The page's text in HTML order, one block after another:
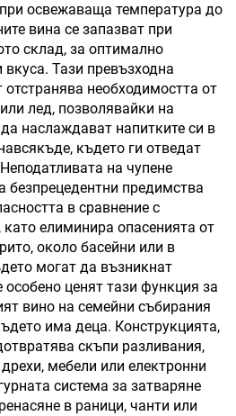
освежаваща температура до
вина се запазват при
склад, за оптимално
Тази превъзходна
необходимостта от
лед, позволявайки на
наслаждават напитките си в
където ги отведат
на чупене
безпрецедентни предимства
в сравнение с
елиминира опасенията от
около басейни или в
могат да възникнат
особено ценят тази функция за
вино на семейни събирания
има деца. Конструкцията,
скъпи разливания,
мебели или електронни
система за затваряне
в раници, чанти или